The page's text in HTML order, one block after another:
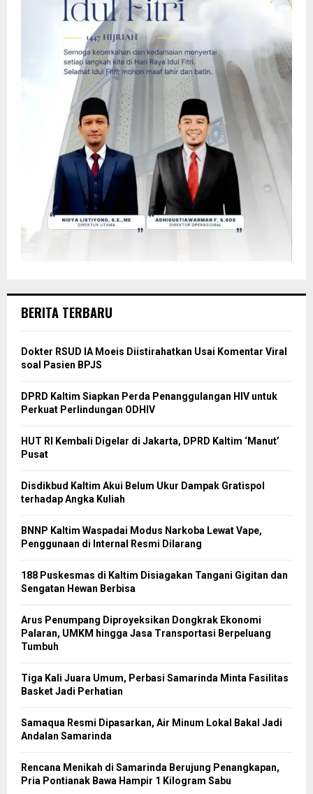
BERITA TERBARU
Dokter RSUD IA Moeis Diistirahatkan Usai Komentar Viral
soal Pasien BPJS
DPRD Kaltim Siapkan Perda Penanggulangan HIV untuk
Perkuat Perlindungan ODHIV
HUT RI Kembali Digelar di Jakarta, DPRD Kaltim ‘Manut’
Pusat
Disdikbud Kaltim Akui Belum Ukur Dampak Gratispol
terhadap Angka Kuliah
BNNP Kaltim Waspadai Modus Narkoba Lewat Vape,
Penggunaan di Internal Resmi Dilarang
188 Puskesmas di Kaltim Disiagakan Tangani Gigitan dan
Sengatan Hewan Berbisa
Arus Penumpang Diproyeksikan Dongkrak Ekonomi
Palaran, UMKM hingga Jasa Transportasi Berpeluang
Tumbuh
Tiga Kali Juara Umum, Perbasi Samarinda Minta Fasilitas
Basket Jadi Perhatian
Samaqua Resmi Dipasarkan, Air Minum Lokal Bakal Jadi
Andalan Samarinda
Rencana Menikah di Samarinda Berujung Penangkapan,
Pria Pontianak Bawa Hampir 1 Kilogram Sabu